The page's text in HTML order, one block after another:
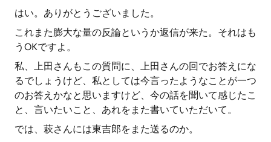
はい。ありがとうございました。
これまた膨大な量の反論というか返信が来た。それはも
うOKですよ。
私、上田さんもこの質問に、上田さんの回でお答えにな
るでしょうけど、私としては今言ったようなことが一つ
のお答えかなと思いますけど、今の話を聞いて感じたこ
と、言いたいこと、あれをまた書いていただいて。
では、萩さんには東吉郎をまた送るのか。